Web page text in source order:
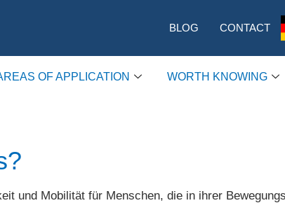
BLOG CONTACT
OF APPLICATION WORTH KNOWING
und Mobilität für Menschen, die in ihrer